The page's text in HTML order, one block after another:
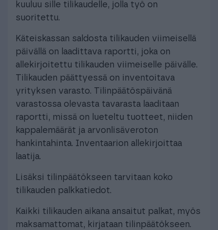
kuuluu sille tilikaudelle, jolla työ on
suoritettu.
Käteiskassan saldosta tilikauden viimeisellä
päivällä on laadittava raportti, joka on
allekirjoitettu tilikauden viimeiselle päivälle.
Tilikauden päättyessä on inventoitava
yrityksen varasto. Tilinpäätöspäivänä
varastossa olevasta tavarasta laaditaan
raportti, missä on lueteltu tuotteet, niiden
kappalemäärät ja arvonlisäveroton
hankintahinta. Inventaarion allekirjoittaa
laatija.
Lisäksi tilinpäätökseen tarvitaan koko
tilikauden palkkatiedot.
Kaikki tilikauden aikana ansaitut palkat, myös
maksamattomat, kirjataan tilinpäätökseen.